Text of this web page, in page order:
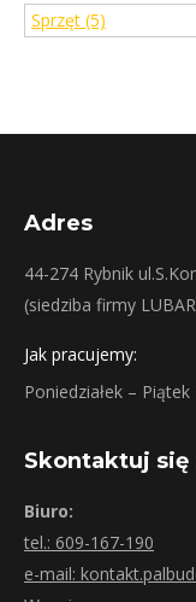
Sprzęt (5)
Adres
44-274 Rybnik
(siedziba firmy
Jak pracujemy:
Poniedziałek – Piątek
Skontaktuj się
Biuro:
tel.: 609-167-190
e-mail: